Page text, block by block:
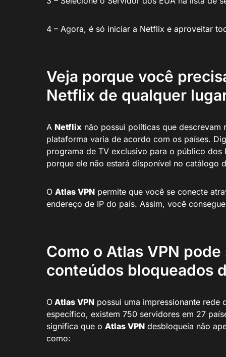
4 – Agora, é só iniciar a Netflix e aproveitar
Veja porque você
Netflix de qualquer
A Netflix não possui políticas que
plataforma varia de acordo com os países.
programa de TV exclusivo para o público dos
porque ele não estará disponível no catálogo
O Atlas VPN permite que você se conecte
endereço de IP do país. Assim, você
Como o Atlas VPN
conteúdos bloqueados
O Atlas VPN possui uma impressionante rede
específico, existem 750 servidores em 27
significa que o Atlas VPN desbloqueia não
como: